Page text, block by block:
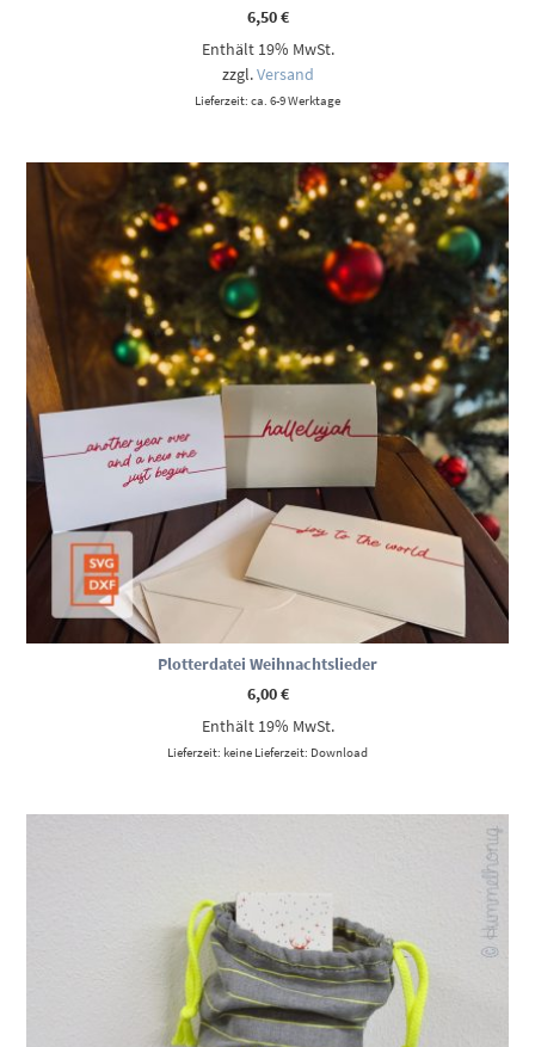
6,50€
Enthält 19% MwSt.
zzgl.Versand
Lieferzeit: ca. 6-9 Werktage
Plotterdatei Weihnachtslieder
6,00€
Enthält 19% MwSt.
Lieferzeit: keine Lieferzeit: Download